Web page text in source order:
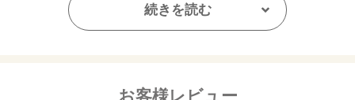
【全成分】
ａ、ケイ酸（Ａｌ／Ｍｇ）、ラウレス－２１、キサンタンガ
続きを読む